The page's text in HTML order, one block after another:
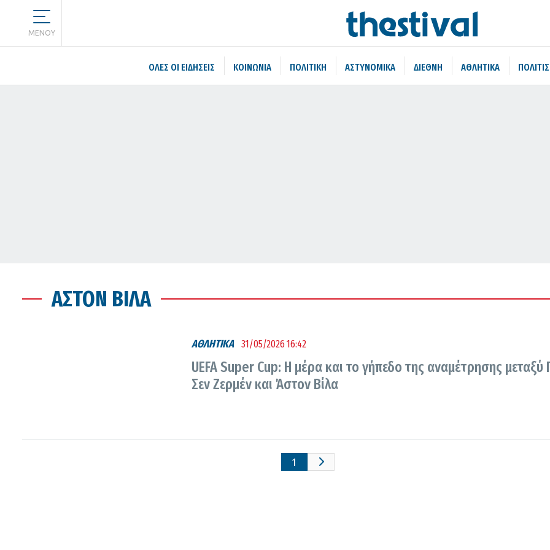
MENOY
ΌΛΕΣ ΟΙ ΕΙΔΉΣΕΙΣ ΚΟΙΝΩΝΙΑ ΠΟΛΙΤΙΚΗ ΑΣΤΥΝΟΜΙΚΑ ΔΙΕΘΝΗ ΑΘΛΗΤΙΚΑ
ΆΣΤΟΝ ΒΊΛΑ
ΑΘΛΗΤΙΚΑ 31/05/2026 16:42
UEFA Super Cup: Η μέρα και το γήπεδο της αναμέτρησης μεταξύ
Σεν Ζερμέν και Άστον Βίλα
1